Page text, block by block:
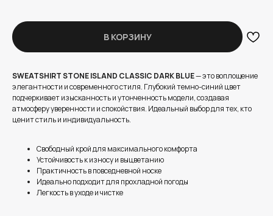
В КОРЗИНУ
SWEATSHIRT STONE ISLAND CLASSIC DARK BLUE— это воплощение
элегантности и современного стиля. Глубокий темно-синий цвет
подчеркивает изысканность и утонченность модели, создавая
атмосферу уверенности и спокойствия. Идеальный выбор для тех, кто
ценит стиль и индивидуальность.
Свободный крой для максимального комфорта
Устойчивость к износу и выцветанию
Практичность в повседневной носке
Идеально подходит для прохладной погоды
Легкость в уходе и чистке